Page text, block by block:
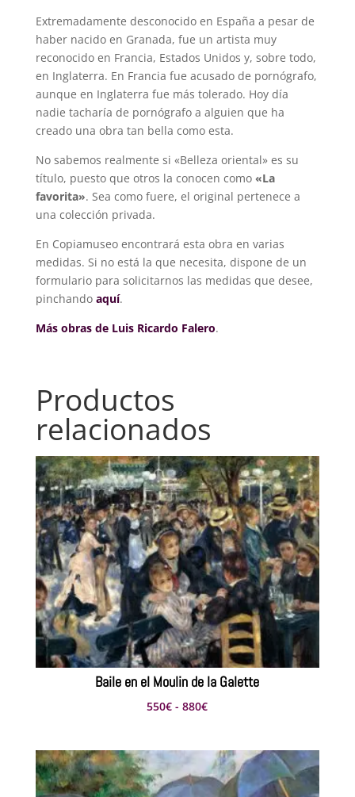
Extremadamente desconocido en España a pesar de
haber nacido en Granada, fue un artista muy
reconocido en Francia, Estados Unidos y, sobre todo,
en Inglaterra. En Francia fue acusado de pornógrafo,
aunque en Inglaterra fue más tolerado. Hoy día
nadie tacharía de pornógrafo a alguien que ha
creado una obra tan bella como esta.
No sabemos realmente si «Belleza oriental» es su
título, puesto que otros la conocen como «La
favorita». Sea como fuere, el original pertenece a
una colección privada.
En Copiamuseo encontrará esta obra en varias
medidas. Si no está la que necesita, dispone de un
formulario para solicitarnos las medidas que desee,
pinchando aquí.
Más obras de Luis Ricardo Falero.
Productos
relacionados
Baile en el Moulin de la Galette
550€ - 880€Rango
precios:
desde
550€